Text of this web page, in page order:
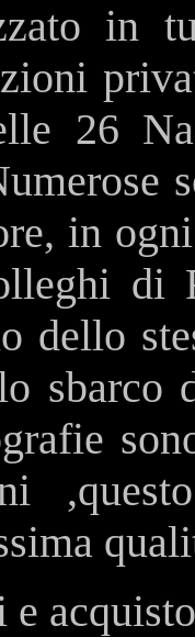
in
26
in
di
dello
sbarco